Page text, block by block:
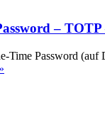
–
Time Password